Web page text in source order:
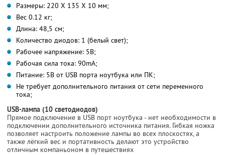
Размеры: 220 X 135 X 10 мм;
Вес 0.12 кг;
Длина: 48,5 см;
Количество диодов: 1 (белый свет);
Рабочее напряжение: 5В;
Рабочая сила тока: 90mA;
Питание: 5В от USB порта ноутбука или ПК;
Не требует дополнительного питания от сети переменного
тока;
USB-лампа (10 светодиодов)
Прямое подключение в USB порт ноутбука - нет необходимости в
подключении дополнительного источника питания. Гибкая ножка
позволяет настроить положение лампы во всех плоскостях, а
также лёгкий вес и портативность делают это устройство
отличным компаньоном в путешествиях